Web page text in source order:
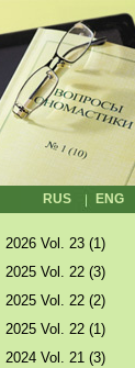
RUS ENG
2026 Vol. 23 (1)
2025 Vol. 22 (3)
2025 Vol. 22 (2)
2025 Vol. 22 (1)
2024 Vol. 21 (3)